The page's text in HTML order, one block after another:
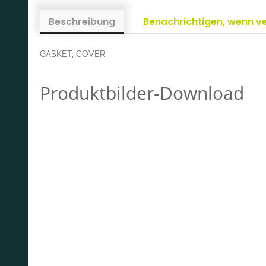
Beschreibung Benachrichtigen, wenn
GASKET, COVER
Produktbilder-Download